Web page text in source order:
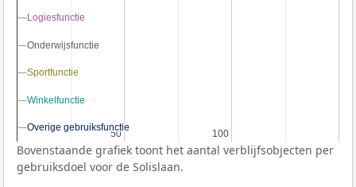
50
50 100
100
Logiesfunctie
Logiesfunctie
Onderwijsfunctie
Onderwijsfunctie
Sportfunctie
Sportfunctie
Winkelfunctie
Winkelfunctie
Overige gebruiksfunctie
Overige gebruiksfunctie
Bovenstaande grafiek toont het aantal verblijfsobjecten per
gebruiksdoel voor de Solislaan.